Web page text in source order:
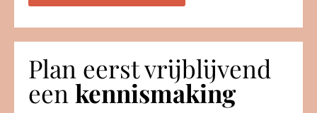
Plan eerst vrijblijvend
een kennismaking